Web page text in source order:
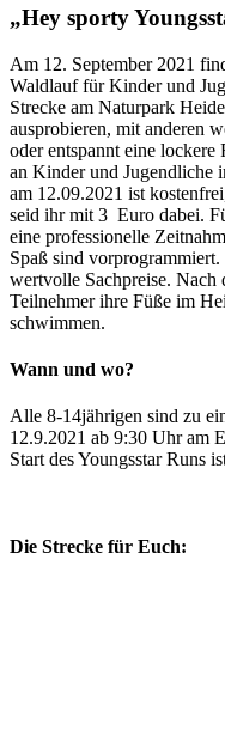
„Hey sporty
Am 12. September 2021
Waldlauf für Kinder und
Strecke am Naturpark
ausprobieren, mit anderen
oder entspannt eine
an Kinder und Jugendliche
am 12.09.2021 ist
seid ihr mit 3 Euro dabei.
eine professionelle
Spaß sind
wertvolle Sachpreise. Nach
Teilnehmer ihre Füße im
schwimmen.
Wann und wo?
Alle 8-14jährigen sind zu
12.9.2021 ab 9:30 Uhr am
Start des Youngsstar Runs
Die Strecke für Euch: